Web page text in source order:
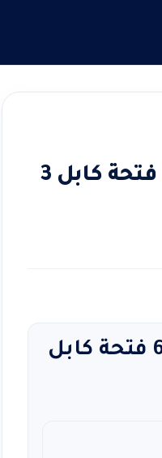
مشترك بريننشتول 6 فتحة كابل 3
مشترك بريننشتول 6 فتحة كابل